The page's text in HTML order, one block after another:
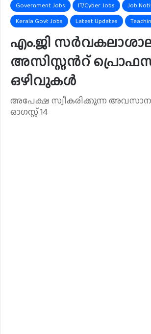
Government Jobs IT/Cyber Jobs
Job
Kerala Govt Jobs
Latest Updates
എം.ജി
അസിസ്റ്റൻറ്
ഒഴിവുകൾ
അപേക്ഷ സ്വീകരിക്കുന്ന
ഓഗസ്റ്റ് 14